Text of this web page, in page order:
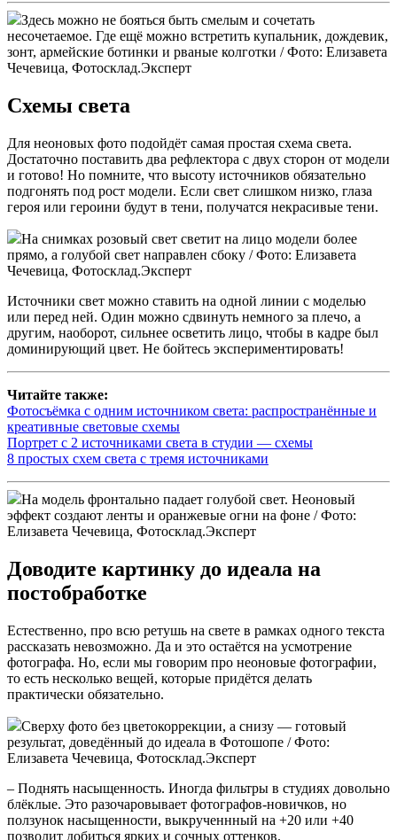
Здесь можно не бояться быть смелым и сочетать
несочетаемое. Где ещё можно встретить купальник, дождевик,
зонт, армейские ботинки и рваные колготки / Фото: Елизавета
Чечевица, Фотосклад.Эксперт
Схемы света
Для неоновых фото подойдёт самая простая схема света.
Достаточно поставить два рефлектора с двух сторон от модели
и готово! Но помните, что высоту источников обязательно
подгонять под рост модели. Если свет слишком низко, глаза
героя или героини будут в тени, получатся некрасивые тени.
На снимках розовый свет светит на лицо модели более
прямо, а голубой свет направлен сбоку / Фото: Елизавета
Чечевица, Фотосклад.Эксперт
Источники свет можно ставить на одной линии с моделью
или перед ней. Один можно сдвинуть немного за плечо, а
другим, наоборот, сильнее осветить лицо, чтобы в кадре был
доминирующий цвет. Не бойтесь экспериментировать!
Читайте также:
Фотосъёмка с одним источником света: распространённые и
креативные световые схемы
Портрет с 2 источниками света в студии — схемы
8 простых схем света с тремя источниками
На модель фронтально падает голубой свет. Неоновый
эффект создают ленты и оранжевые огни на фоне / Фото:
Елизавета Чечевица, Фотосклад.Эксперт
Доводите картинку до идеала на
постобработке
Естественно, про всю ретушь на свете в рамках одного текста
рассказать невозможно. Да и это остаётся на усмотрение
фотографа. Но, если мы говорим про неоновые фотографии,
то есть несколько вещей, которые придётся делать
практически обязательно.
Сверху фото без цветокоррекции, а снизу — готовый
результат, доведённый до идеала в Фотошопе / Фото:
Елизавета Чечевица, Фотосклад.Эксперт
– Поднять насыщенность. Иногда фильтры в студиях довольно
блёклые. Это разочаровывает фотографов-новичков, но
ползунок насыщенности, выкрученнный на +20 или +40
позволит добиться ярких и сочных оттенков.